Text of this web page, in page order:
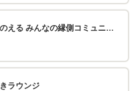
える みんなの縁側コミュニ…
ラウンジ